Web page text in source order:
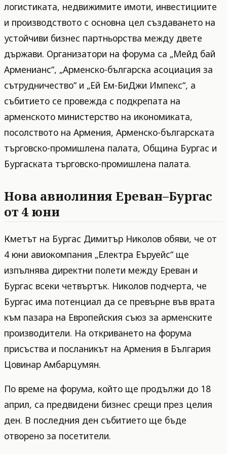
логистиката, недвижимите имоти, инвестициите
и производството с основна цел създаването на
устойчиви бизнес партньорства между двете
държави. Организатори на форума са „Мейд бай
Арменианс“, „Арменско-българска асоциация за
сътрудничество“ и „Ей Ем-БиДжи Импекс“, а
събитието се провежда с подкрепата на
арменското министерство на икономиката,
посолството на Армения, Арменско-българската
търговско-промишлена палата, Община Бургас и
Бургаската търговско-промишлена палата.
Нова авиолиния Ереван–Бургас
от 4 юни
Кметът на Бургас Димитър Николов обяви, че от
4 юни авиокомпания „Електра Еъруейс“ ще
изпълнява директни полети между Ереван и
Бургас всеки четвъртък. Николов подчерта, че
Бургас има потенциал да се превърне във врата
към пазара на Европейския съюз за арменските
производители. На откриването на форума
присъства и посланикът на Армения в България
Цовинар Амбарцумян.
По време на форума, който ще продължи до 18
април, са предвидени бизнес срещи през целия
ден. В последния ден събитието ще бъде
отворено за посетители.